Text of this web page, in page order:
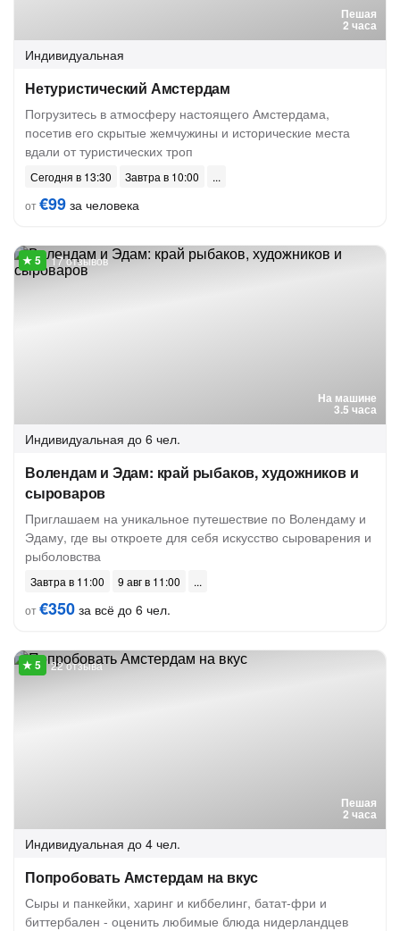
Пешая
2 часа
Индивидуальная
Нетуристический Амстердам
Погрузитесь в атмосферу настоящего Амстердама,
посетив его скрытые жемчужины и исторические места
вдали от туристических троп
Сегодня в 13:30
Завтра в 10:00
от€99 за человека
На машине
3.5 часа
17 отзывов
Индивидуальная до 6 чел.
Волендам и Эдам: край рыбаков, художников и
сыроваров
Приглашаем на уникальное путешествие по Волендаму и
Эдаму, где вы откроете для себя искусство сыроварения и
рыболовства
Завтра в 11:00
9 авг в 11:00
от€350 за всё до 6 чел.
Пешая
2 часа
22 отзыва
Индивидуальная до 4 чел.
Попробовать Амстердам на вкус
Сыры и панкейки, харинг и киббелинг, батат-фри и
биттербален - оценить любимые блюда нидерландцев